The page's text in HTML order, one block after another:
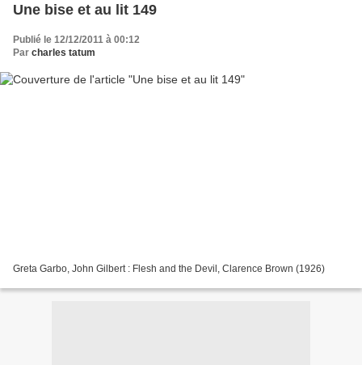
Une bise et au lit 149
Publié le 12/12/2011 à 00:12
Par charles tatum
Greta Garbo, John Gilbert : Flesh and the Devil, Clarence Brown (1926)